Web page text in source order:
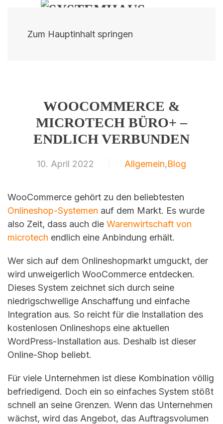
Zum Hauptinhalt springen
WOOCOMMERCE &
MICROTECH BÜRO+ –
ENDLICH VERBUNDEN
10. April 2022 Allgemein,Blog
WooCommerce gehört zu den beliebtesten
Onlineshop-Systemen auf dem Markt. Es wurde
also Zeit, dass auch die Warenwirtschaft von
microtech endlich eine Anbindung erhält.
Wer sich auf dem Onlineshopmarkt umguckt, der
wird unweigerlich WooCommerce entdecken.
Dieses System zeichnet sich durch seine
niedrigschwellige Anschaffung und einfache
Integration aus. So reicht für die Installation des
kostenlosen Onlineshops eine aktuellen
WordPress-Installation aus. Deshalb ist dieser
Online-Shop beliebt.
Für viele Unternehmen ist diese Kombination völlig
befriedigend. Doch ein so einfaches System stößt
schnell an seine Grenzen. Wenn das Unternehmen
wächst, wird das Angebot, das Auftragsvolumen